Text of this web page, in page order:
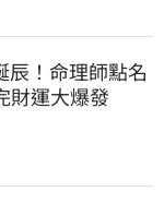
！命理師點名
財運大爆發